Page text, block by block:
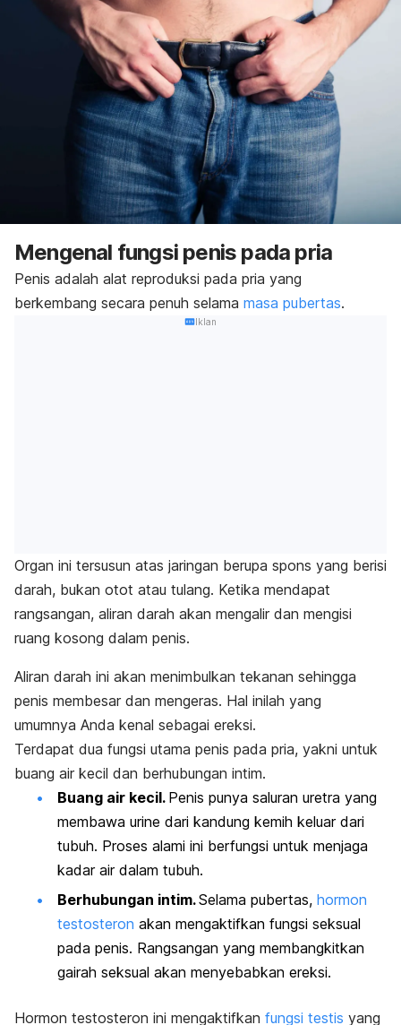
Mengenal fungsi penis pada pria
Penis adalah alat reproduksi pada pria yang
berkembang secara penuh selama masa pubertas.
Iklan
Organ ini tersusun atas jaringan berupa spons yang berisi
darah, bukan otot atau tulang. Ketika mendapat
rangsangan, aliran darah akan mengalir dan mengisi
ruang kosong dalam penis.
Aliran darah ini akan menimbulkan tekanan sehingga
penis membesar dan mengeras. Hal inilah yang
umumnya Anda kenal sebagai ereksi.
Terdapat dua fungsi utama penis pada pria, yakni untuk
buang air kecil dan berhubungan intim.
Buang air kecil. Penis punya saluran uretra yang
membawa urine dari kandung kemih keluar dari
tubuh. Proses alami ini berfungsi untuk menjaga
kadar air dalam tubuh.
Berhubungan intim.Selama pubertas, hormon
testosteron akan mengaktifkan fungsi seksual
pada penis. Rangsangan yang membangkitkan
gairah seksual akan menyebabkan ereksi.
Hormon testosteron ini mengaktifkan fungsi testis yang